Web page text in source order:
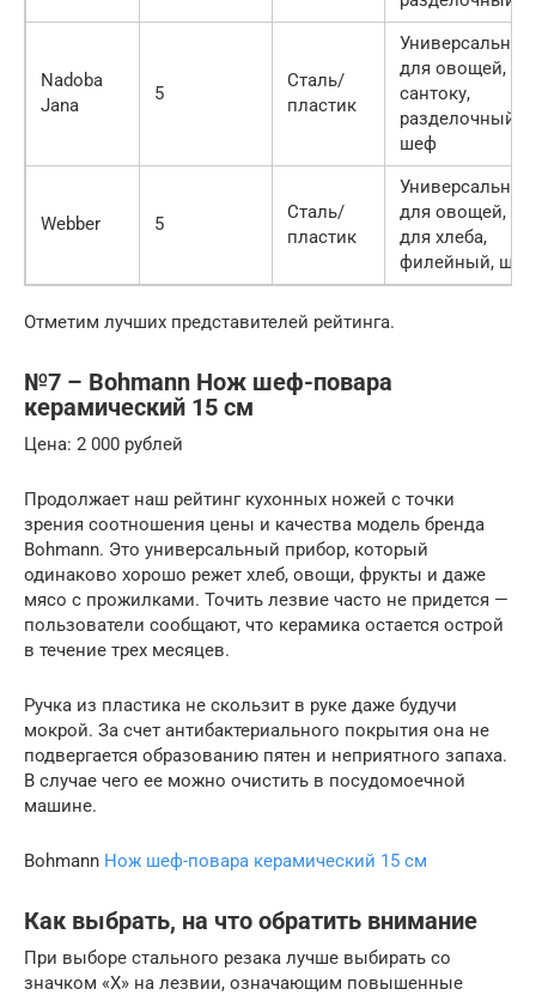
Nadoba
Jana
5
Сталь/
пластик
для овощей,
сантоку,
разделочный,
шеф
Webber 5
Сталь/
пластик
для овощей,
для хлеба,
филейный, шеф
Отметим лучших представителей рейтинга.
№7 – Bohmann Нож шеф-повара
керамический 15 см
Цена: 2 000 рублей
Продолжает наш рейтинг кухонных ножей с точки
зрения соотношения цены и качества модель бренда
Bohmann. Это универсальный прибор, который
одинаково хорошо режет хлеб, овощи, фрукты и даже
мясо с прожилками. Точить лезвие часто не придется —
пользователи сообщают, что керамика остается острой
в течение трех месяцев.
Ручка из пластика не скользит в руке даже будучи
мокрой. За счет антибактериального покрытия она не
подвергается образованию пятен и неприятного запаха.
В случае чего ее можно очистить в посудомоечной
машине.
Bohmann Нож шеф-повара керамический 15 см
Как выбрать, на что обратить внимание
При выборе стального резака лучше выбирать со
значком «Х» на лезвии, означающим повышенные